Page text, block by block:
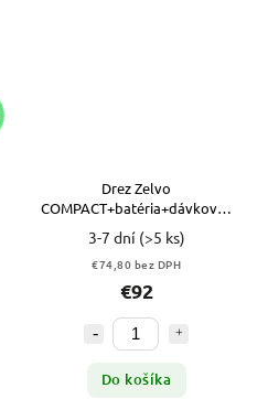
Drez Zelvo
COMPACT+batéria+dávkovač
v odtieňoch ŠEDEJ
3-7 dní (>5 ks)
€74,80 bez DPH
€92
Do košíka